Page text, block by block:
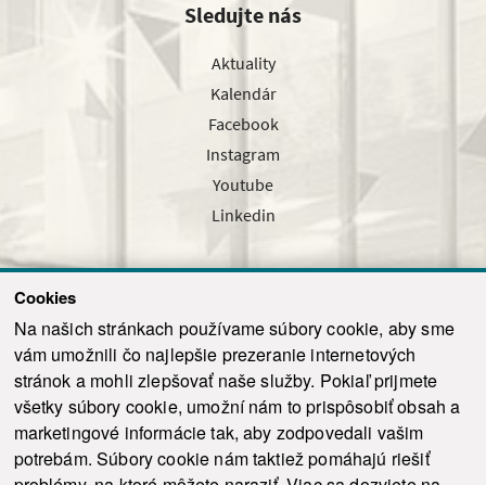
Cookies
Na našich stránkach používame súbory cookie, aby sme
vám umožnili čo najlepšie prezeranie internetových
stránok a mohli zlepšovať naše služby. Pokiaľ prijmete
všetky súbory cookie, umožní nám to prispôsobiť obsah a
marketingové informácie tak, aby zodpovedali vašim
potrebám. Súbory cookie nám taktiež pomáhajú riešiť
Sledujte nás
Aktuality
Kalendár
Facebook
Instagram
Youtube
Linkedin
Odoslať